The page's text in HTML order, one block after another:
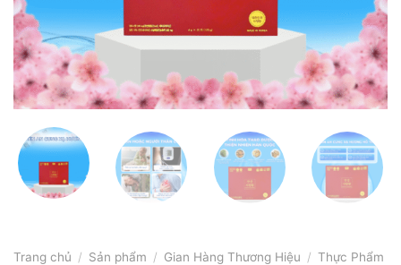
Trang chủ / Sản phẩm / Gian Hàng Thương Hiệu / Thực Phẩm